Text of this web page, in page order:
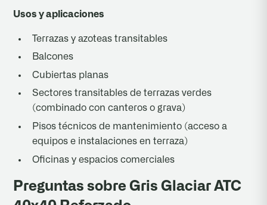
Usos y aplicaciones
Terrazas y azoteas transitables
Balcones
Cubiertas planas
Sectores transitables de terrazas verdes
(combinado con canteros o grava)
Pisos técnicos de mantenimiento (acceso a
equipos e instalaciones en terraza)
Oficinas y espacios comerciales
Preguntas sobre Gris Glaciar ATC